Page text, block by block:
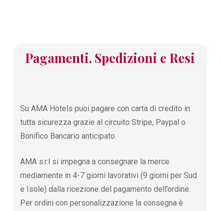
Pagamenti, Spedizioni e Resi
Su AMA Hotels puoi pagare con carta di credito in
tutta sicurezza grazie al circuito Stripe, Paypal o
Bonifico Bancario anticipato.
AMA s.r.l si impegna a consegnare la merce
mediamente in 4-7 giorni lavorativi (9 giorni per Sud
e Isole) dalla ricezione del pagamento dell’ordine.
Per ordini con personalizzazione la consegna è